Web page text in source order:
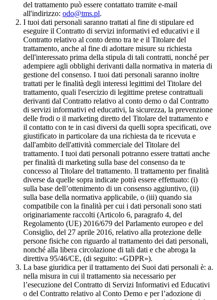
del trattamento può essere contattato tramite e-mail
all'indirizzo: odo@tms.pl.
I tuoi dati personali saranno trattati al fine di stipulare ed
eseguire il Contratto di servizi informativi ed educativi e il
Contratto relativo al conto demo tra te e il Titolare del
trattamento, anche al fine di adottare misure su richiesta
dell'interessato prima della stipula di tali contratti, nonché per
adempiere agli obblighi derivanti dalla normativa in materia di
gestione del consenso. I tuoi dati personali saranno inoltre
trattati per le finalità degli interessi legittimi del Titolare del
trattamento, quali l'esercizio di legittime pretese contrattuali
derivanti dal Contratto relativo al conto demo o dal Contratto
di servizi informativi ed educativi, la sicurezza, la prevenzione
delle frodi o il marketing diretto del Titolare del trattamento e
il contatto con te in casi diversi da quelli sopra specificati, ove
giustificato in particolare da una richiesta da te ricevuta e
dall'ambito dell'attività commerciale del Titolare del
trattamento. I tuoi dati personali potranno essere trattati anche
per finalità di marketing sulla base del consenso da te
concesso al Titolare del trattamento. Il trattamento per finalità
diverse da quelle sopra indicate potrà essere effettuato: (i)
sulla base dell’ottenimento di un consenso aggiuntivo, (ii)
sulla base della normativa applicabile, o (iii) quando sia
compatibile con la finalità per cui i dati personali sono stati
originariamente raccolti (Articolo 6, paragrafo 4, del
Regolamento (UE) 2016/679 del Parlamento europeo e del
Consiglio, del 27 aprile 2016, relativo alla protezione delle
persone fisiche con riguardo al trattamento dei dati personali,
nonché alla libera circolazione di tali dati e che abroga la
direttiva 95/46/CE, (di seguito: «GDPR»).
La base giuridica per il trattamento dei Suoi dati personali è: a.
nella misura in cui il trattamento sia necessario per
l’esecuzione del Contratto di Servizi Informativi ed Educativi
o del Contratto relativo al Conto Demo e per l’adozione di